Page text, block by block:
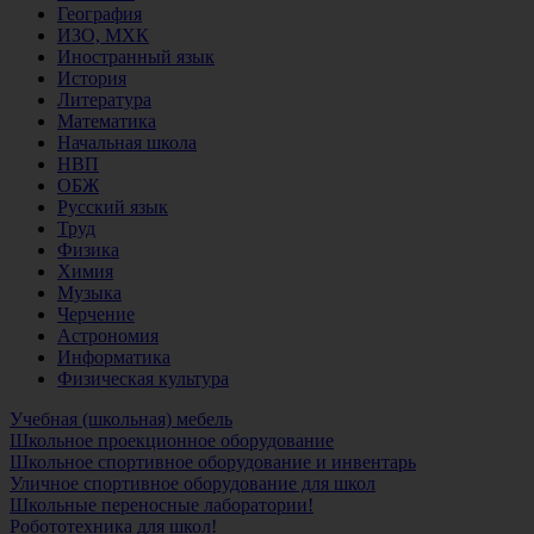
География
ИЗО, МХК
Иностранный язык
История
Литература
Математика
Начальная школа
НВП
ОБЖ
Русский язык
Труд
Физика
Химия
Музыка
Черчение
Астрономия
Информатика
Физическая культура
Учебная (школьная) мебель
Школьное проекционное оборудование
Школьное спортивное оборудование и инвентарь
Уличное спортивное оборудование для школ
Школьные переносные лаборатории!
Робототехника для школ!